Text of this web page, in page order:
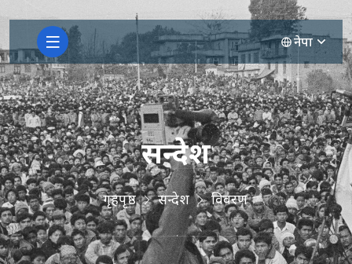
नेपा
सन्देश
गृहपृष्ठ सन्देश विवरण